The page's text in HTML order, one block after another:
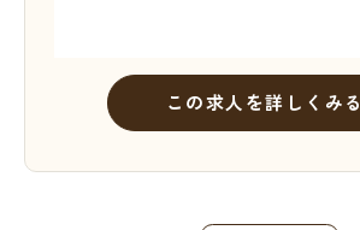
この求人を詳しくみる